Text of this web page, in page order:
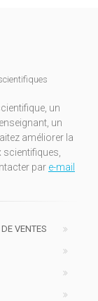
un
un
améliorer la
par e-mail
VENTES